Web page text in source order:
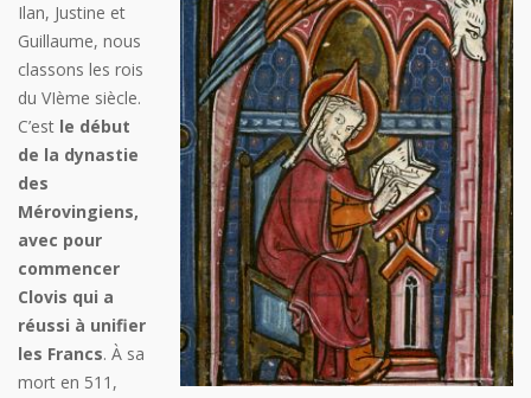
Ilan, Justine et
Guillaume, nous
classons les rois
du VIème siècle.
C’est le début
de la dynastie
des
Mérovingiens,
avec pour
commencer
Clovis qui a
réussi à unifier
les Francs. À sa
mort en 511,